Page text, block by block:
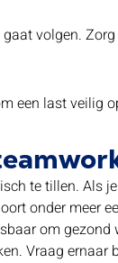
volgen.
een last veilig
te tillen. Als
onder
om
Vraag ernaar